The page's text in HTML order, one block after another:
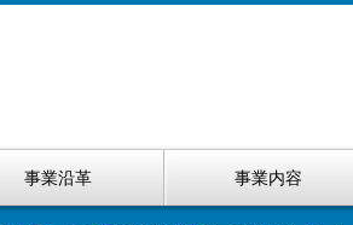
事業沿革 事業内容